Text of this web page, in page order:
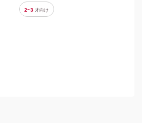
2~3 才向け